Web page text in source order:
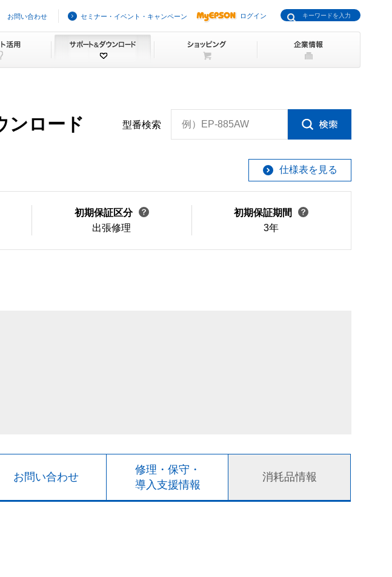
お問い合わせ セミナー・イベント・キャンペーン ログイン
ンロード 型番検索 例）EP-885AW
仕様表を見る
初期保証区分
出張修理
初期保証期間
3年
お問い合わせ
修理・保守・
導入支援情報
消耗品情報